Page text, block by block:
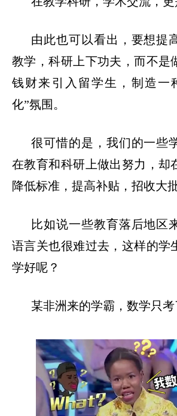
由此也可以看出，要想提
教学，科研上下功夫，而不是
钱财来引入留学生，制造一
化”氛围。
很可惜的是，我们的一些
在教育和科研上做出努力，却
降低标准，提高补贴，招收大
比如说一些教育落后地区
语言关也很难过去，这样的学
学好呢？
某非洲来的学霸，数学只考